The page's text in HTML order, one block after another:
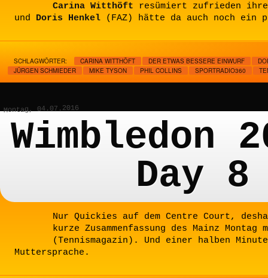
Carina Witthöft resümiert zufrieden
und Doris Henkel (FAZ) hätte da auch noch ein
SCHLAGWÖRTER: CARINA WITTHÖFT DER ETWAS BESSERE EINWURF
JÜRGEN SCHMIEDER
MIKE TYSON PHIL COLLINS SPORTRADIO360
Montag, 04.07.2016
Wimbledon
Day 8
Nur Quickies auf dem Centre Court,
kurze Zusammenfassung des Mainz
(Tennismagazin). Und einer halben
Muttersprache.